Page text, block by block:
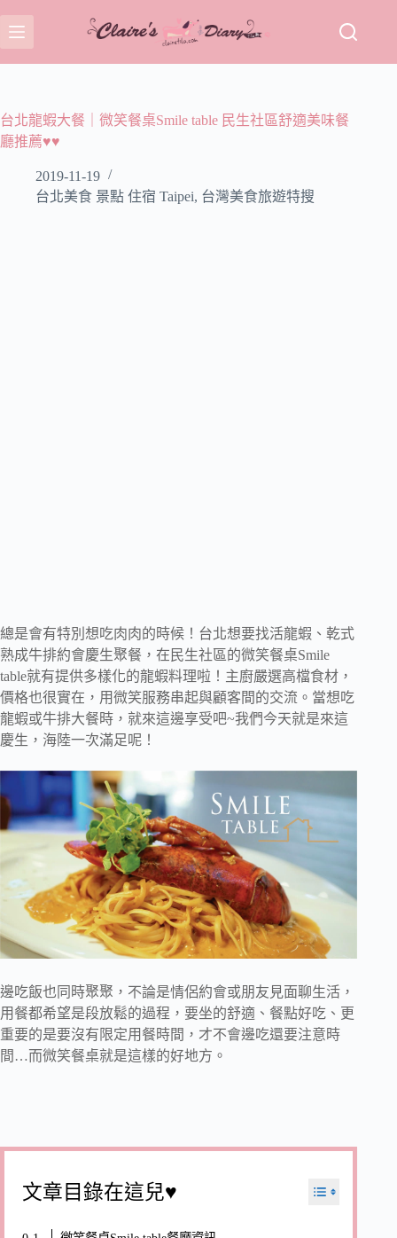
至
主
容
台北龍蝦大餐｜微笑餐桌Smile table 民生社區舒適美味餐
廳推薦♥♥
2019-11-19
台北美食 景點 住宿 Taipei, 台灣美食旅遊特搜
總是會有特別想吃肉肉的時候！台北想要找活龍蝦、乾式
熟成牛排約會慶生聚餐，在民生社區的微笑餐桌Smile
table就有提供多樣化的龍蝦料理啦！主廚嚴選高檔食材，
價格也很實在，用微笑服務串起與顧客間的交流。當想吃
龍蝦或牛排大餐時，就來這邊享受吧~我們今天就是來這
慶生，海陸一次滿足呢！
邊吃飯也同時聚聚，不論是情侶約會或朋友見面聊生活，
用餐都希望是段放鬆的過程，要坐的舒適、餐點好吃、更
重要的是要沒有限定用餐時間，才不會邊吃還要注意時
間…而微笑餐桌就是這樣的好地方。
文章目錄在這兒♥